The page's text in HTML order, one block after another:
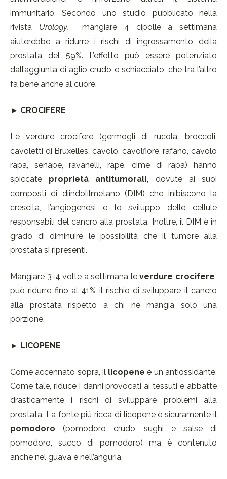
immunitario. Secondo uno studio pubblicato nella
rivista Urology,
mangiare 4 cipolle a settimana
aiuterebbe a ridurre i rischi di ingrossamento della
prostata del 59%. L’effetto può essere potenziato
dall’aggiunta di aglio crudo e schiacciato, che tra l’altro
fa bene anche al cuore.
► CROCIFERE
Le verdure crocifere (germogli di rucola, broccoli,
cavoletti di Bruxelles, cavolo, cavolfiore, rafano, cavolo
rapa, senape, ravanelli, rape, cime di rapa) hanno
spiccate proprietà antitumorali, dovute ai suoi
composti di diindolilmetano (DIM) che inibiscono la
crescita, l’angiogenesi e lo sviluppo delle cellule
responsabili del cancro alla prostata. Inoltre, il DIM è in
grado di diminuire le possibilità che il tumore alla
prostata si ripresenti.
Mangiare 3-4 volte a settimana leverdure crocifere
può ridurre fino al 41% il rischio di sviluppare il cancro
alla prostata rispetto a chi ne mangia solo una
porzione.
► LICOPENE
Come accennato sopra, il licopene è un antiossidante.
Come tale, riduce i danni provocati ai tessuti e abbatte
drasticamente i rischi di sviluppare problemi alla
prostata. La fonte più ricca di licopene è sicuramente il
pomodoro (pomodoro crudo, sughi e salse di
pomodoro, succo di pomodoro) ma è contenuto
anche nel guava e nell’anguria.